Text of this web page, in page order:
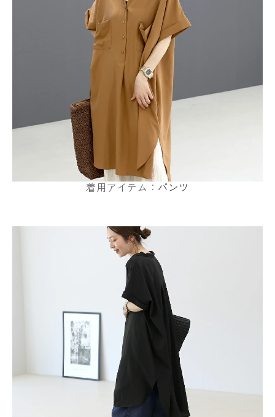
着用アイテム： パンツ